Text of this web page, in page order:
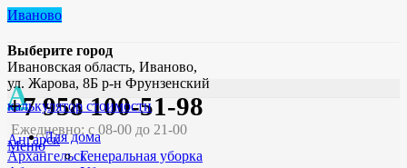
Иваново
Выберите город
А
Ангарск
Архангельск
Ивановская область, Иваново,
ул. Жарова, 8Б р-н Фрунзенский
+7 958 100-51-98
Ежедневно: с 08-00 до 21-00
Меню
калькулятор стоимости
Для дома
Генеральная уборка